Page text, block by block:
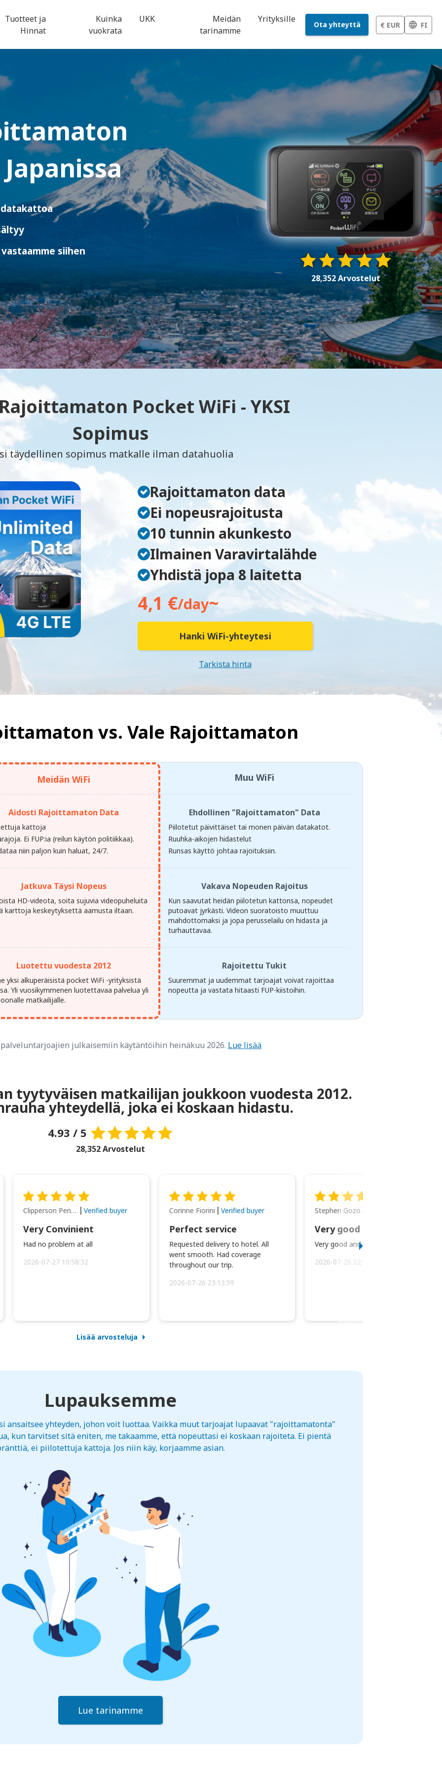
Tuotteet ja
Hinnat
Kuinka
vuokrata
UKK
Meidän
tarinamme
Yrityksille
Ota yhteyttä € EUR FI
28,352 Arvostelut
Japanissa
datakattoa
siihen
Pocket WiFi - YKSI
Sopimus
täydellinen sopimus matkalle ilman datahuolia
Rajoittamaton data
Ei nopeusrajoitusta
10 tunnin akunkesto
Ilmainen Varavirtalähde
Yhdistä jopa 8 laitetta
4,1 €/day~
Hanki WiFi-yhteytesi
Tarkista hinta
vs. Vale Rajoittamaton
Meidän WiFi Muu WiFi
Aidosti Rajoittamaton Data
kattoja
Ei FUP:ia (reilun käytön politiikkaa).
niin paljon kuin haluat, 24/7.
Ehdollinen "Rajoittamaton" Data
Piilotetut päivittäiset tai monen päivän datakatot.
Ruuhka-aikojen hidastelut
Runsas käyttö johtaa rajoituksiin.
Jatkuva Täysi Nopeus
HD-videota, soita sujuvia videopuheluita
karttoja keskeytyksettä aamusta iltaan.
Vakava Nopeuden Rajoitus
Kun saavutat heidän piilotetun kattonsa, nopeudet
putoavat jyrkästi. Videon suoratoisto muuttuu
mahdottomaksi ja jopa perusselailu on hidasta ja
turhauttavaa.
Luotettu vuodesta 2012
yksi alkuperäisistä pocket WiFi -yrityksistä
Yli vuosikymmenen luotettavaa palvelua yli
matkailijalle.
Rajoitettu Tukit
Suuremmat ja uudemmat tarjoajat voivat rajoittaa
nopeutta ja vastata hitaasti FUP-kiistoihin.
julkaisemiin käytäntöihin heinäkuu 2026. Lue lisää
tyytyväisen matkailijan joukkoon vuodesta 2012.
yhteydellä, joka ei koskaan hidastu.
4.93 / 5
28,352 Arvostelut
Clipperson Penilla Verified buyer
Very Convinient
Had no problem at all
2026-07-27 10:58:32
Corinne Fiorini Verified buyer
Perfect service
Requested delivery to hotel. All
went smooth. Had coverage
throughout our trip.
2026-07-26 23:13:59
Stephen Gozo
Very good and prompt service.
2026-07-26 22:43:45
Lisää arvosteluja
Lupauksemme
ansaitsee yhteyden, johon voit luottaa. Vaikka muut tarjoajat lupaavat "rajoittamatonta"
kun tarvitset sitä eniten, me takaamme, että nopeuttasi ei koskaan rajoiteta. Ei pientä
ei piilotettuja kattoja. Jos niin käy, korjaamme asian.
Lue tarinamme